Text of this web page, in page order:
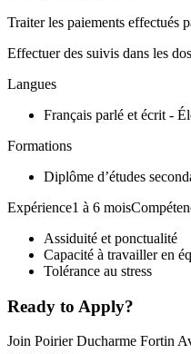
Traiter les paiements effectués
Effectuer des suivis dans les
Langues
Français parlé et écrit -
Formations
Diplôme d’études
Expérience1 à 6
Assiduité et ponctualité
Capacité à travailler en
Tolérance au stress
Ready to Apply?
Join Poirier Ducharme Fortin